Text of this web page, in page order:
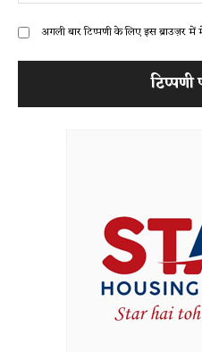
अगली बार टिप्पणी के लिए इस